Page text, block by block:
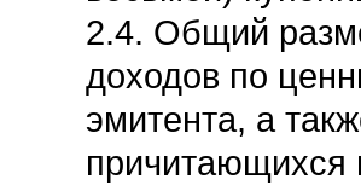
2.4. Общий
доходов по
эмитента, а
причитающихся